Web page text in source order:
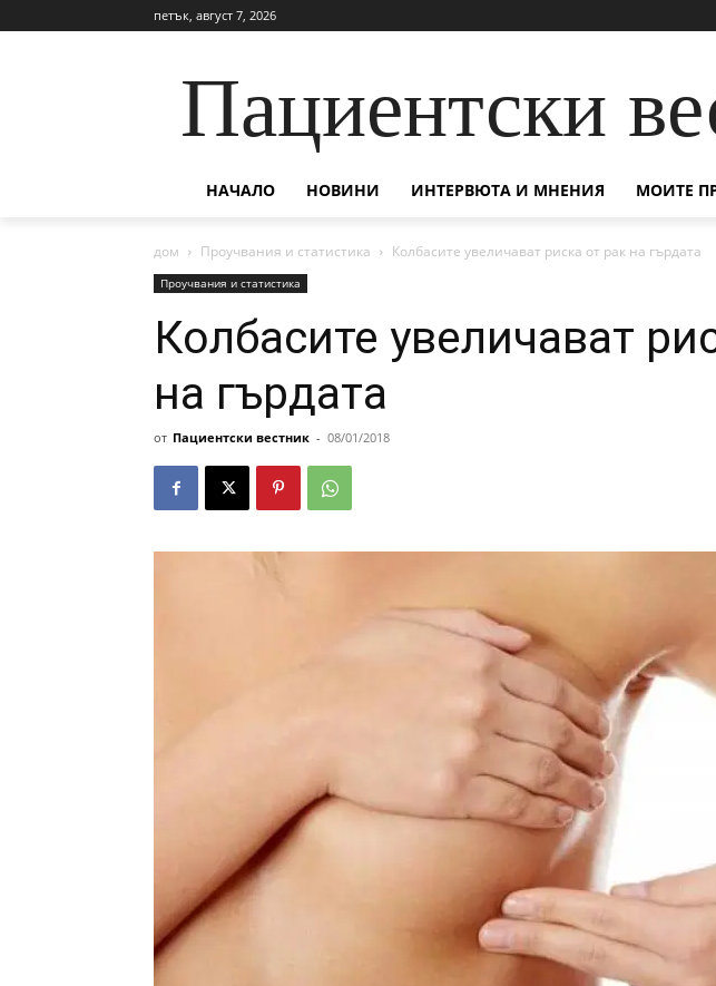
петък, август 7, 2026
Пациентски
НАЧАЛО НОВИНИ ИНТЕРВЮТА И МНЕНИЯ МОИТЕ
дом Проучвания и статистика Колбасите увеличават риска от рак на гърдата
Проучвания и статистика
Колбасите увеличават
на гърдата
от Пациентски вестник - 08/01/2018